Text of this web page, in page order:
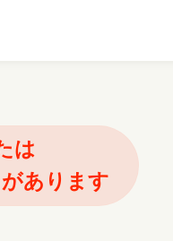
は
あります